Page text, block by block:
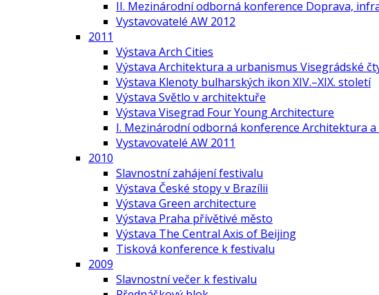
II. Mezinárodní odborná konference Doprava,
Vystavovatelé AW 2012
2011
Výstava Arch Cities
Výstava Architektura a urbanismus Visegrádské
Výstava Klenoty bulharských ikon XIV.–XIX. století
Výstava Světlo v architektuře
Výstava Visegrad Four Young Architecture
I. Mezinárodní odborná konference Architektura
Vystavovatelé AW 2011
2010
Slavnostní zahájení festivalu
Výstava České stopy v Brazílii
Výstava Green architecture
Výstava Praha přívětivé město
Výstava The Central Axis of Beijing
Tisková konference k festivalu
2009
Slavnostní večer k festivalu